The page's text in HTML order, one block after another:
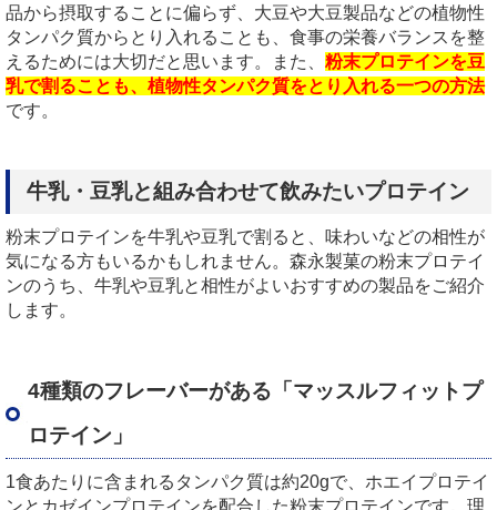
品から摂取することに偏らず、大豆や大豆製品などの植物性
タンパク質からとり入れることも、食事の栄養バランスを整
えるためには大切だと思います。また、 粉末プロテインを豆
乳で割ることも、植物性タンパク質をとり入れる一つの方法
です。
牛乳・豆乳と組み合わせて飲みたいプロテイン
粉末プロテインを牛乳や豆乳で割ると、味わいなどの相性が
気になる方もいるかもしれません。森永製菓の粉末プロテイ
ンのうち、牛乳や豆乳と相性がよいおすすめの製品をご紹介
します。
4種類のフレーバーがある「マッスルフィットプ
ロテイン」
1食あたりに含まれるタンパク質は約20gで、ホエイプロテイ